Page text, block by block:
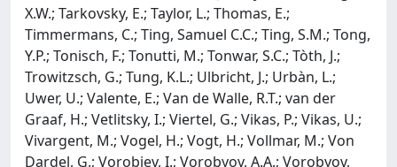
X.W.; Tarkovsky, E.; Taylor, L.; Thomas, E.;
Timmermans, C.; Ting, Samuel C.C.; Ting, S.M.; Tong,
Y.P.; Tonisch, F.; Tonutti, M.; Tonwar, S.C.; Tòth, J.;
Trowitzsch, G.; Tung, K.L.; Ulbricht, J.; Urbàn, L.;
Uwer, U.; Valente, E.; Van de Walle, R.T.; van der
Graaf, H.; Vetlitsky, I.; Viertel, G.; Vikas, P.; Vikas, U.;
Vivargent, M.; Vogel, H.; Vogt, H.; Vollmar, M.; Von
Dardel, G.; Vorobiev, I.; Vorobyov, A.A.; Vorobyov,